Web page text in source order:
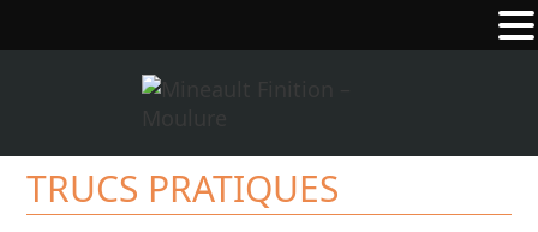
TRUCS PRATIQUES